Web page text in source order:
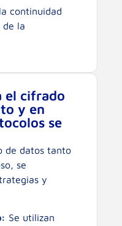
continuidad
de la
el cifrado
y en
se
de datos tanto
se
y
Se utilizan